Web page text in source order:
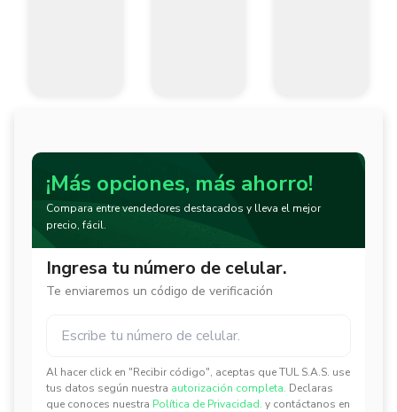
¡Más opciones, más ahorro!
Compara entre vendedores destacados y lleva el mejor
precio, fácil.
Ingresa tu número de celular.
Te enviaremos un código de verificación
Al hacer click en "Recibir código", aceptas que TUL S.A.S. use
tus datos según nuestra autorización completa. Declaras
que conoces nuestra Política de Privacidad. y contáctanos en